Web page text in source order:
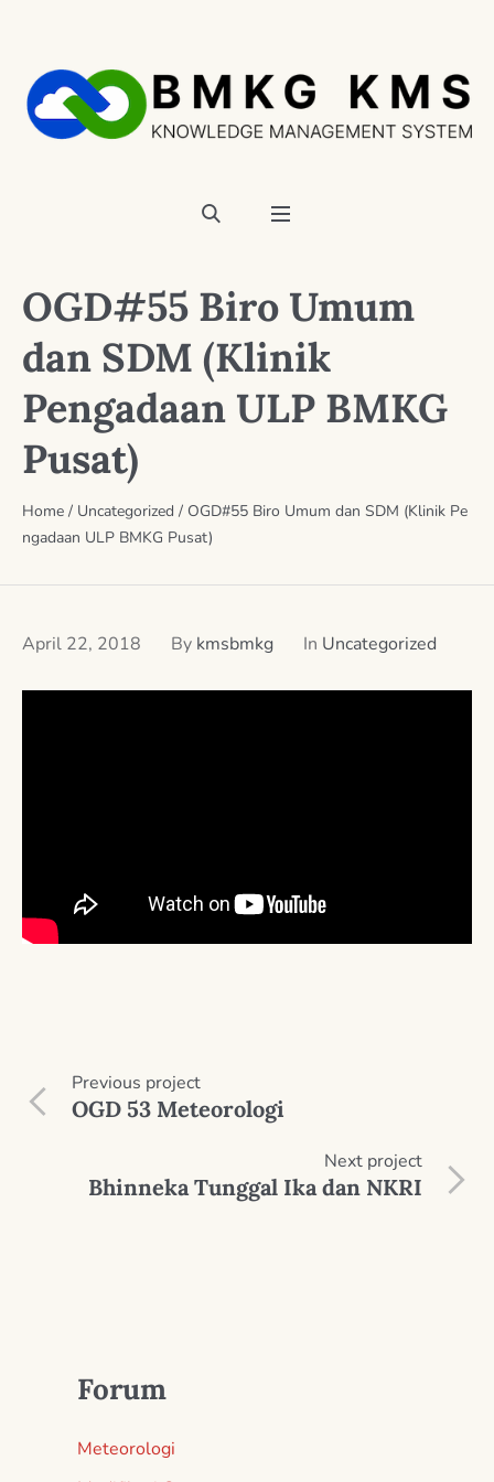
OGD#55 Biro Umum
dan SDM (Klinik
Pengadaan ULP BMKG
Pusat)
Home / Uncategorized / OGD#55 Biro Umum dan SDM (Klinik Pe
ngadaan ULP BMKG Pusat)
April 22, 2018 By kmsbmkg In Uncategorized
Previous project
OGD 53 Meteorologi
Next project
Bhinneka Tunggal Ika dan NKRI
Forum
Meteorologi